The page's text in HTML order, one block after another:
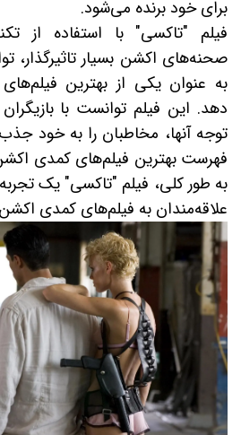
برای خود برنده می‌شود.
فیلم "تاکسی" با استفاده از
صحنه‌های اکشن بسیار تاثیرگذار،
به عنوان یکی از بهترین
دهد. این فیلم توانست با
توجه آنها، مخاطبان را به خود
فهرست بهترین فیلم‌های کمدی
به طور کلی، فیلم "تاکسی" یک
علاقه‌مندان به فیلم‌های کمدی